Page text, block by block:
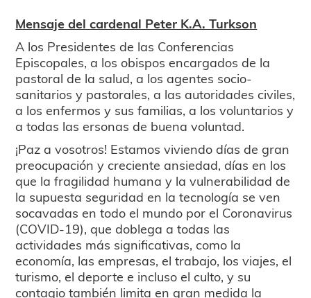
Mensaje del cardenal Peter K.A. Turkson
A los Presidentes de las Conferencias
Episcopales, a los obispos encargados de la
pastoral de la salud, a los agentes socio-
sanitarios y pastorales, a las autoridades civiles,
a los enfermos y sus familias, a los voluntarios y
a todas las ersonas de buena voluntad.
¡Paz a vosotros! Estamos viviendo días de gran
preocupación y creciente ansiedad, días en los
que la fragilidad humana y la vulnerabilidad de
la supuesta seguridad en la tecnología se ven
socavadas en todo el mundo por el Coronavirus
(COVID-19), que doblega a todas las
actividades más significativas, como la
economía, las empresas, el trabajo, los viajes, el
turismo, el deporte e incluso el culto, y su
contagio también limita en gran medida la